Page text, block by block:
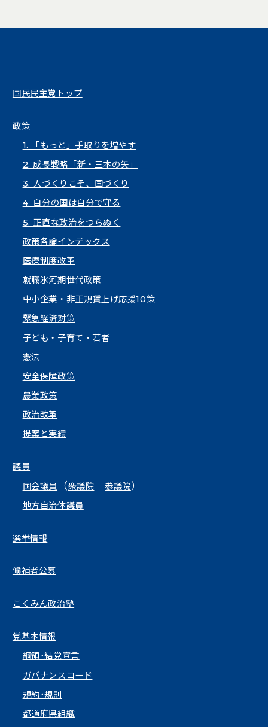
国民民主党トップ
政策
1. 「もっと」手取りを増やす
2. 成長戦略「新・三本の矢」
3. 人づくりこそ、国づくり
4. 自分の国は自分で守る
5. 正直な政治をつらぬく
政策各論インデックス
医療制度改革
就職氷河期世代政策
中小企業・非正規賃上げ応援10策
緊急経済対策
子ども・子育て・若者
憲法
安全保障政策
農業政策
政治改革
提案と実績
議員
国会議員
（衆議院 ｜参議院）
地方自治体議員
選挙情報
候補者公募
こくみん政治塾
党基本情報
綱領･結党宣言
ガバナンスコード
規約･規則
都道府県組織